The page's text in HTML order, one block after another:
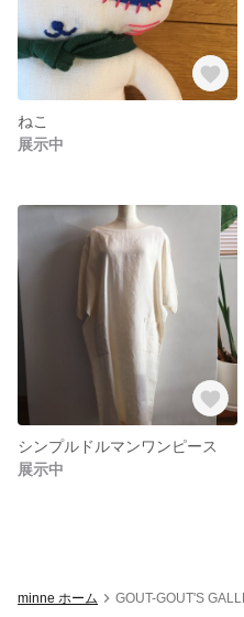
ねこ
展示中
シンプルドルマンワンピース
展示中
minne ホーム GOUT-GOUT'S